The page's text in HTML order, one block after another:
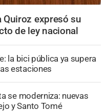
Quiroz expresó su
de ley nacional
la bici pública ya supera
estaciones
se moderniza: nuevas
y Santo Tomé